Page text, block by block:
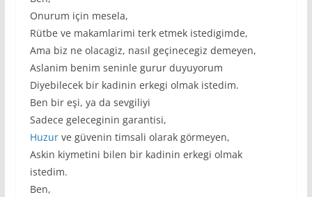
Onurum için mesela,
Rütbe ve makamlarimi terk etmek istedigimde,
Ama biz ne olacagiz, nasıl geçinecegiz demeyen,
Aslanim benim seninle gurur duyuyorum
Diyebilecek bir kadinin erkegi olmak istedim.
Ben bir eşi, ya da sevgiliyi
Sadece geleceginin garantisi,
Huzurve güvenin timsali olarak görmeyen,
Askin kiymetini bilen bir kadinin erkegi olmak
istedim.
Ben,